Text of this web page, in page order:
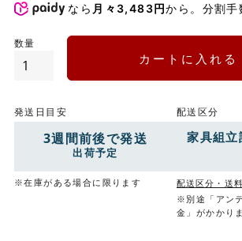
なら 月々3,483円から。分割手
カートに入れる
発送日目安
3週間前後で発送
出荷予定
※在庫がある場合に限ります
配送区分
家具組
配送区分・送
※別途「アン
金」がかかり